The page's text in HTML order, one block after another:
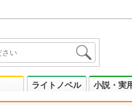
ライトノベル 小説・実